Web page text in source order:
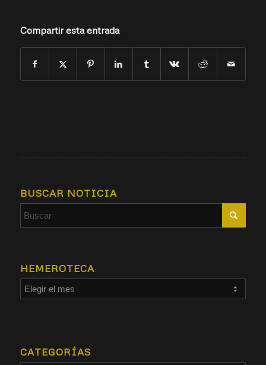
Compartir esta entrada
BUSCAR NOTICIA
HEMEROTECA
CATEGORÍAS